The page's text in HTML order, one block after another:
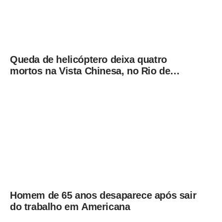
Queda de helicóptero deixa quatro
mortos na Vista Chinesa, no Rio de
Homem de 65 anos desaparece após sair
do trabalho em Americana